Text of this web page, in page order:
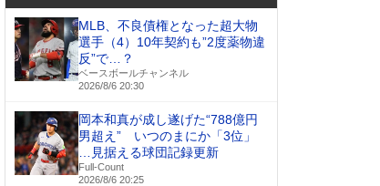
MLB、不良債権となった超大物
選手（4）10年契約も”2度薬物違
反”で…？
ベースボールチャンネル
2026/8/6 20:30
岡本和真が成し遂げた“788億円
男超え” いつのまにか「3位」
…見据える球団記録更新
Full-Count
2026/8/6 20:25